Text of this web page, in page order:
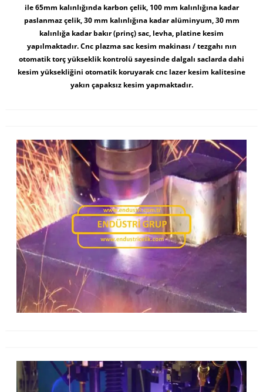
ile 65mm kalınlığında karbon çelik, 100 mm kalınlığına kadar
paslanmaz çelik, 30 mm kalınlığına kadar alüminyum, 30 mm
kalınlığa kadar bakır (prinç) sac, levha, platine kesim
yapılmaktadır. Cnc plazma sac kesim makinası / tezgahı nın
otomatik torç yükseklik kontrolü sayesinde dalgalı saclarda dahi
kesim yüksekliğini otomatik koruyarak cnc lazer kesim kalitesine
yakın çapaksız kesim yapmaktadır.